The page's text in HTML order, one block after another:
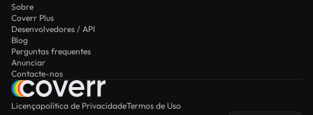
Sobre
Coverr Plus
Desenvolvedores / API
Blog
Perguntas frequentes
Anunciar
Contacte-nos
Licençapolítica de PrivacidadeTermos de Uso